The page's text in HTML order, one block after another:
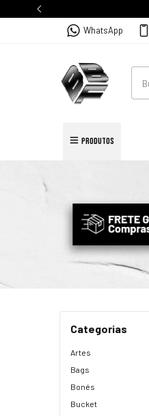
WhatsApp
PRODUTOS
Categorias
Artes
Bags
Bonés
Bucket